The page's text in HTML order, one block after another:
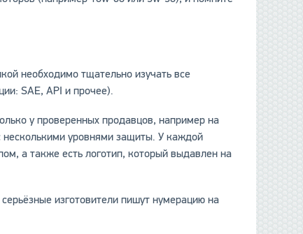
необходимо тщательно изучать все
SAE, API и прочее).
у проверенных продавцов, например на
несколькими уровнями защиты. У каждой
а также есть логотип, который выдавлен на
изготовители пишут нумерацию на